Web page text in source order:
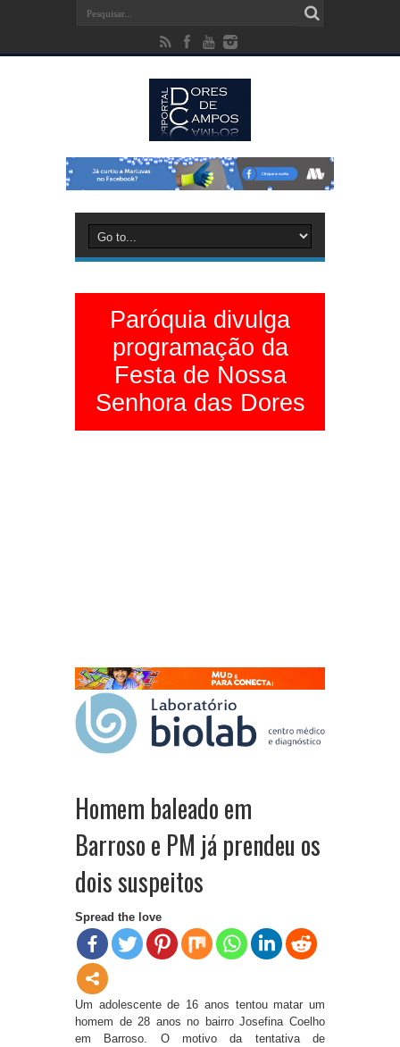
Paróquia divulga
programação da
Festa de Nossa
Senhora das Dores
Homem baleado em
Barroso e PM já prendeu os
dois suspeitos
Spread the love
Um adolescente de 16 anos tentou matar um
homem de 28 anos no bairro Josefina Coelho
em Barroso. O motivo da tentativa de